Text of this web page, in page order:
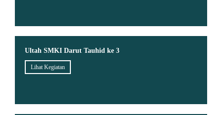
Ultah SMKI Darut Tauhid ke 3
Lihat Kegiatan